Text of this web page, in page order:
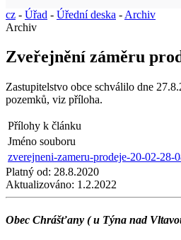
cz - Úřad - Úřední deska - Archiv
Archiv
Zveřejnění záměru
Zastupitelstvo obce schválilo dne
pozemků, viz příloha.
Přílohy k článku
Jméno souboru
zverejneni-zameru-prodeje-20-02-28-
Platný od: 28.8.2020
Aktualizováno: 1.2.2022
Obec Chrášťany ( u Týna nad